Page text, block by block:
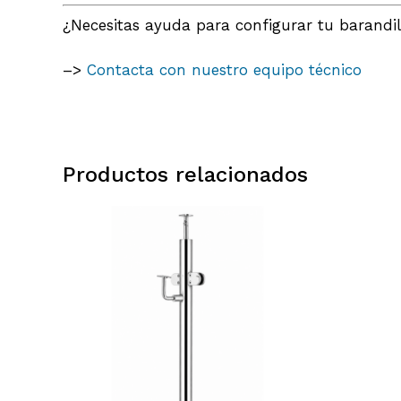
¿Necesitas ayuda para configurar tu
–> Contacta con nuestro equipo técnico
Productos relacionados